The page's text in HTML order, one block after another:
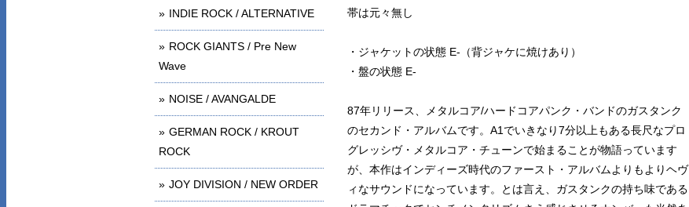
帯は元々無し
・ジャケットの状態 E-（背ジャケに焼けあり）
・盤の状態 E-
87年リリース、メタルコア/ハードコアパンク・バンドのガスタンク
のセカンド・アルバムです。A1でいきなり7分以上もある長尺なプロ
グレッシヴ・メタルコア・チューンで始まることが物語っています
が、本作はインディーズ時代のファースト・アルバムよりもよりヘヴ
ィなサウンドになっています。とは言え、ガスタンクの持ち味である
INDIE ROCK / ALTERNATIVE
ROCK GIANTS / Pre New
Wave
NOISE / AVANGALDE
GERMAN ROCK / KROUT
ROCK
JOY DIVISION / NEW ORDER